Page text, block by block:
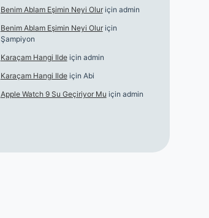
Benim Ablam Eşimin Neyi Oluriçin admin
Benim Ablam Eşimin Neyi Oluriçin
Şampiyon
Karaçam Hangi Ildeiçin admin
Karaçam Hangi Ildeiçin Abi
Apple Watch 9 Su Geçiriyor Mu için admin